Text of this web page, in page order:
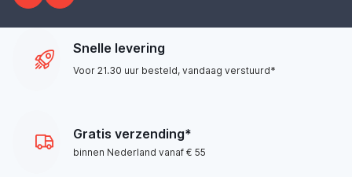
Snelle levering
Voor 21.30 uur besteld, vandaag verstuurd*
Gratis verzending*
binnen Nederland vanaf € 55